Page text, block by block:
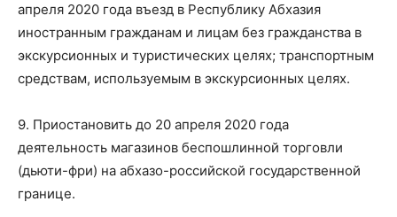
апреля 2020 года въезд в Республику Абхазия
иностранным гражданам и лицам без гражданства в
экскурсионных и туристических целях; транспортным
средствам, используемым в экскурсионных целях.
9. Приостановить до 20 апреля 2020 года
деятельность магазинов беспошлинной торговли
(дьюти-фри) на абхазо-российской государственной
границе.